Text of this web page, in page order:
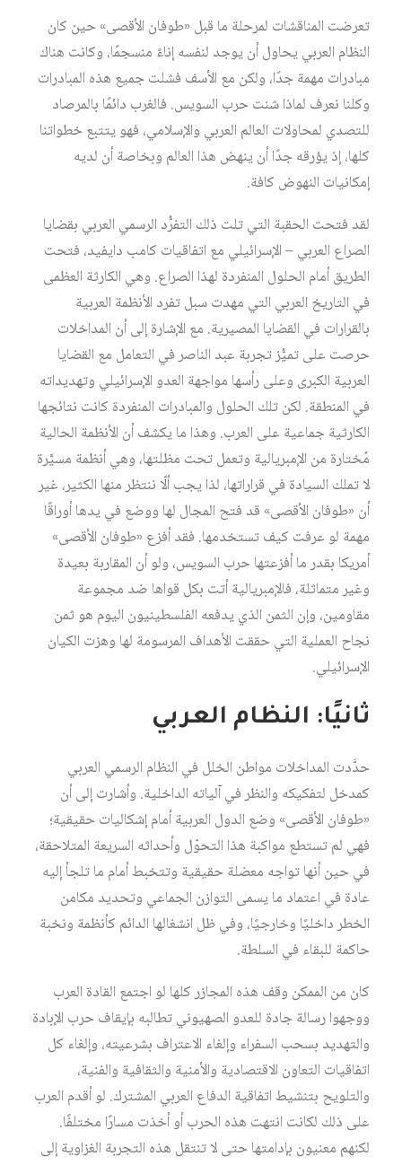
تعرضت المناقشات لمرحلة ما قبل «طوفان الأقصى» حين كان
النظام العربي يحاول أن يوجد لنفسه إناءً منسجمًا، وكانت هناك
مبادرات مهمة جدًا، ولكن مع الأسف فشلت جميع هذه المبادرات
وكلنا نعرف لماذا شنت حرب السويس. فالغرب دائمًا بالمرصاد
للتصدي لمحاولات العالم العربي والإسلامي، فهو يتتبع خطواتنا
كلها، إذ يؤرقه جدًا أن ينهض هذا العالم وبخاصة أن لديه
إمكانيات النهوض كافة.
لقد فتحت الحقبة التي تلت ذلك التفرُّد الرسمي العربي بقضايا
الصراع العربي – الإسرائيلي مع اتفاقيات كامب دايفيد، فتحت
الطريق أمام الحلول المنفردة لهذا الصراع. وهي الكارثة العظمى
في التاريخ العربي التي مهدت سبل تفرد الأنظمة العربية
بالقرارات في القضايا المصيرية. مع الإشارة إلى أن المداخلات
حرصت على تميُّز تجربة عبد الناصر في التعامل مع القضايا
العربية الكبرى وعلى رأسها مواجهة العدو الإسرائيلي وتهديداته
في المنطقة. لكن تلك الحلول والمبادرات المنفردة كانت نتائجها
الكارثية جماعية على العرب. وهذا ما يكشف أن الأنظمة الحالية
مُختارة من الإمبريالية وتعمل تحت مظلتها، وهي أنظمة مسيَّرة
لا تملك السيادة في قراراتها، لذا يجب ألّا ننتظر منها الكثير، غير
أن «طوفان الأقصى» قد فتح المجال لها ووضع في يدها أوراقًا
مهمة لو عرفت كيف تستخدمها. فقد أفزع «طوفان الأقصى»
أمريكا بقدر ما أفزعتها حرب السويس، ولو أن المقاربة بعيدة
وغير متماثلة، فالإمبريالية أتت بكل قواها ضد مجموعة
مقاومين، وإن الثمن الذي يدفعه الفلسطينيون اليوم هو ثمن
نجاح العملية التي حققت الأهداف المرسومة لها وهزت الكيان
الإسرائيلي.
ثانيًا: النظام العربي
حدَّدت المداخلات مواطن الخلل في النظام الرسمي العربي
كمدخل لتفكيكه والنظر في آلياته الداخلية. وأشارت إلى أن
«طوفان الأقصى» وضع الدول العربية أمام إشكاليات حقيقية؛
فهي لم تستطع مواكبة هذا التحوّل وأحداثه السريعة المتلاحقة،
في حين أنها تواجه معضلة حقيقية وتتخبط أمام ما تلجأ إليه
عادة في اعتماد ما يسمى التوازن الجماعي وتحديد مكامن
الخطر داخليًا وخارجيًا، وفي ظل انشغالها الدائم كأنظمة ونخبة
حاكمة للبقاء في السلطة.
كان من الممكن وقف هذه المجازر كلها لو اجتمع القادة العرب
ووجهوا رسالة جادة للعدو الصهيوني تطالبه بإيقاف حرب الإبادة
والتهديد بسحب السفراء وإلغاء الاعتراف بشرعيته، وإلغاء كل
اتفاقيات التعاون الاقتصادية والأمنية والثقافية والفنية،
والتلويح بتنشيط اتفاقية الدفاع العربي المشترك. لو أقدم العرب
على ذلك لكانت انتهت هذه الحرب أو أخذت مسارًا مختلفًا.
لكنهم معنيون بإدامتها حتى لا تنتقل هذه التجربة الغزاوية إلى